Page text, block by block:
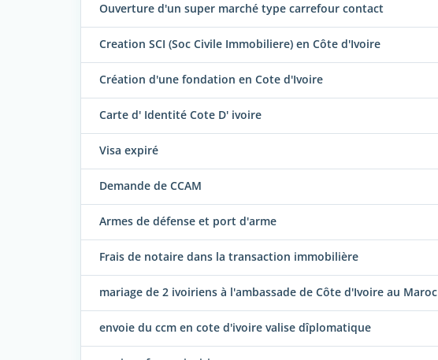
Ouverture d'un super marché type carrefour contact
Creation SCI (Soc Civile Immobiliere) en Côte d'Ivoire
Création d'une fondation en Cote d'Ivoire
Carte d' Identité Cote D' ivoire
Visa expiré
Demande de CCAM
Armes de défense et port d'arme
Frais de notaire dans la transaction immobilière
mariage de 2 ivoiriens à l'ambassade de Côte d'Ivoire au Maroc
envoie du ccm en cote d'ivoire valise dîplomatique